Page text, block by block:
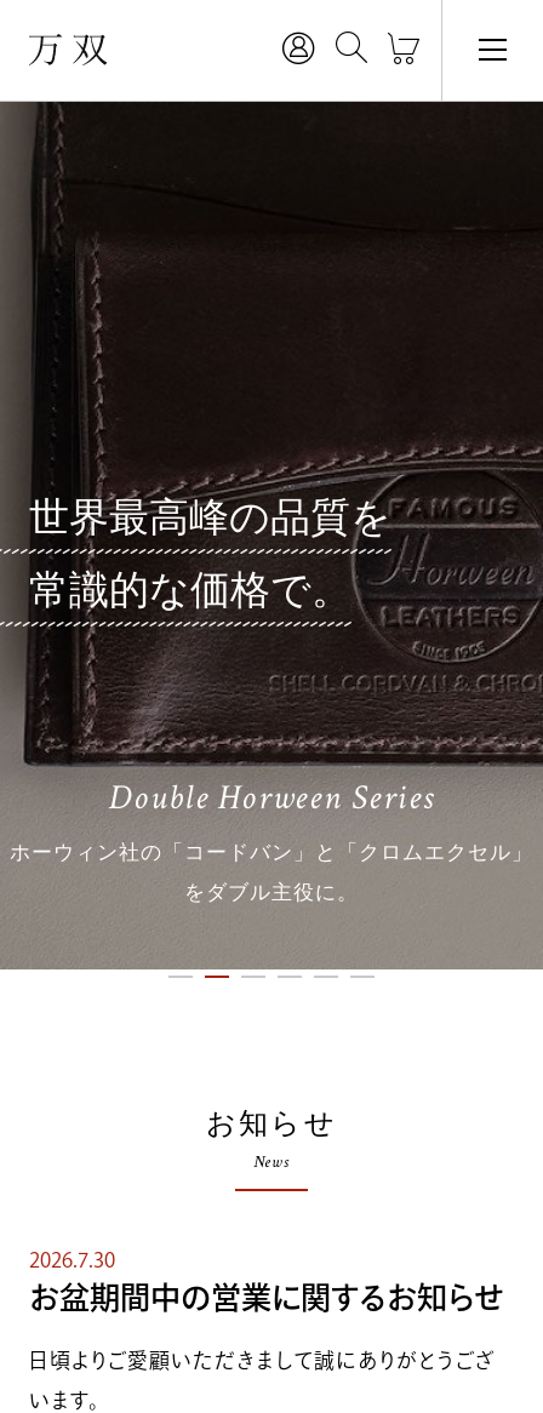
Double Horween Series
ホーウィン社の「コードバン」と「クロムエクセル」
をダブル主役に。
世界最高峰の品質を
常識的な価格で。
お知らせ
News
2026.7.30
お盆期間中の営業に関するお知らせ
日頃よりご愛顧いただきまして誠にありがとうござ
います。